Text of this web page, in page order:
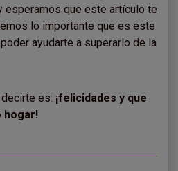
esperamos que este artículo te
lo importante que es este
ayudarte a superarlo de la
es: ¡felicidades y que
hogar!